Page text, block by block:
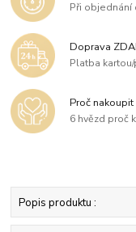
Při objednání
Doprava
Platba
Proč nakoupit
6 hvězd proč
Popis produktu :